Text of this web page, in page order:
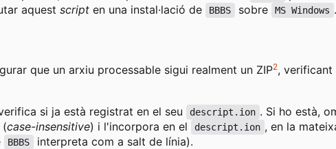
aquest scripten una instal·lació de BBBS sobre MS Windows .
que un arxiu processable sigui realment un ZIP2, verificant
si ja està registrat en el seu descript.ion . Si ho està,
(case-insensitive) i l'incorpora en el descript.ion , en la
BBBS
interpreta com a salt de línia).